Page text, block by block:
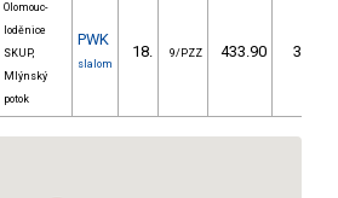
Olomouc-
loděnice
SKUP,
Mlýnský
potok
PWK
slalom
18. 9/PZZ 433.90 326,0